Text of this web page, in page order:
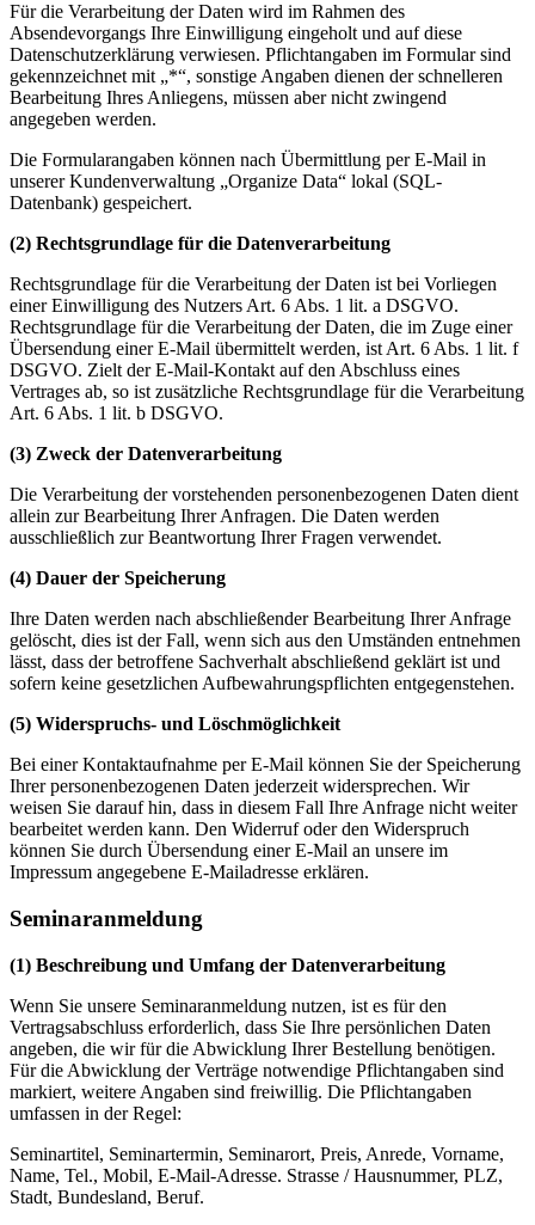
Für die Verarbeitung der Daten wird im Rahmen des
Absendevorgangs Ihre Einwilligung eingeholt und auf diese
Datenschutzerklärung verwiesen. Pflichtangaben im Formular sind
gekennzeichnet mit „*“, sonstige Angaben dienen der schnelleren
Bearbeitung Ihres Anliegens, müssen aber nicht zwingend
angegeben werden.
Die Formularangaben können nach Übermittlung per E-Mail in
unserer Kundenverwaltung „Organize Data“ lokal (SQL-
Datenbank) gespeichert.
(2) Rechtsgrundlage für die Datenverarbeitung
Rechtsgrundlage für die Verarbeitung der Daten ist bei Vorliegen
einer Einwilligung des Nutzers Art. 6 Abs. 1 lit. a DSGVO.
Rechtsgrundlage für die Verarbeitung der Daten, die im Zuge einer
Übersendung einer E-Mail übermittelt werden, ist Art. 6 Abs. 1 lit. f
DSGVO. Zielt der E-Mail-Kontakt auf den Abschluss eines
Vertrages ab, so ist zusätzliche Rechtsgrundlage für die Verarbeitung
Art. 6 Abs. 1 lit. b DSGVO.
(3) Zweck der Datenverarbeitung
Die Verarbeitung der vorstehenden personenbezogenen Daten dient
allein zur Bearbeitung Ihrer Anfragen. Die Daten werden
ausschließlich zur Beantwortung Ihrer Fragen verwendet.
(4) Dauer der Speicherung
Ihre Daten werden nach abschließender Bearbeitung Ihrer Anfrage
gelöscht, dies ist der Fall, wenn sich aus den Umständen entnehmen
lässt, dass der betroffene Sachverhalt abschließend geklärt ist und
sofern keine gesetzlichen Aufbewahrungspflichten entgegenstehen.
(5) Widerspruchs- und Löschmöglichkeit
Bei einer Kontaktaufnahme per E-Mail können Sie der Speicherung
Ihrer personenbezogenen Daten jederzeit widersprechen. Wir
weisen Sie darauf hin, dass in diesem Fall Ihre Anfrage nicht weiter
bearbeitet werden kann. Den Widerruf oder den Widerspruch
können Sie durch Übersendung einer E-Mail an unsere im
Impressum angegebene E-Mailadresse erklären.
Seminaranmeldung
(1) Beschreibung und Umfang der Datenverarbeitung
Wenn Sie unsere Seminaranmeldung nutzen, ist es für den
Vertragsabschluss erforderlich, dass Sie Ihre persönlichen Daten
angeben, die wir für die Abwicklung Ihrer Bestellung benötigen.
Für die Abwicklung der Verträge notwendige Pflichtangaben sind
markiert, weitere Angaben sind freiwillig. Die Pflichtangaben
umfassen in der Regel:
Seminartitel, Seminartermin, Seminarort, Preis, Anrede, Vorname,
Name, Tel., Mobil, E-Mail-Adresse. Strasse / Hausnummer, PLZ,
Stadt, Bundesland, Beruf.